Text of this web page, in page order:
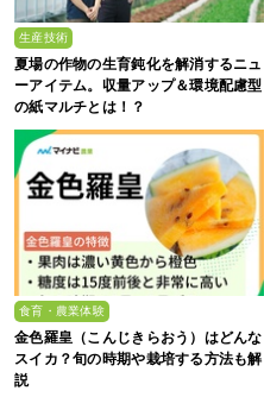
生産技術
夏場の作物の生育鈍化を解消するニュ
ーアイテム。収量アップ＆環境配慮型
の紙マルチとは！？
食育・農業体験
金色羅皇（こんじきらおう）はどんな
スイカ？旬の時期や栽培する方法も解
説